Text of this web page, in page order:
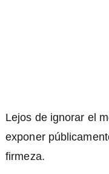
Lejos de ignorar el
exponer
firmeza.